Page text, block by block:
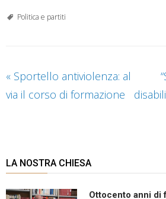
Politica e partiti
« Sportello antiviolenza: al
via il corso di formazione
LA NOSTRA CHIESA
Ottocento anni di